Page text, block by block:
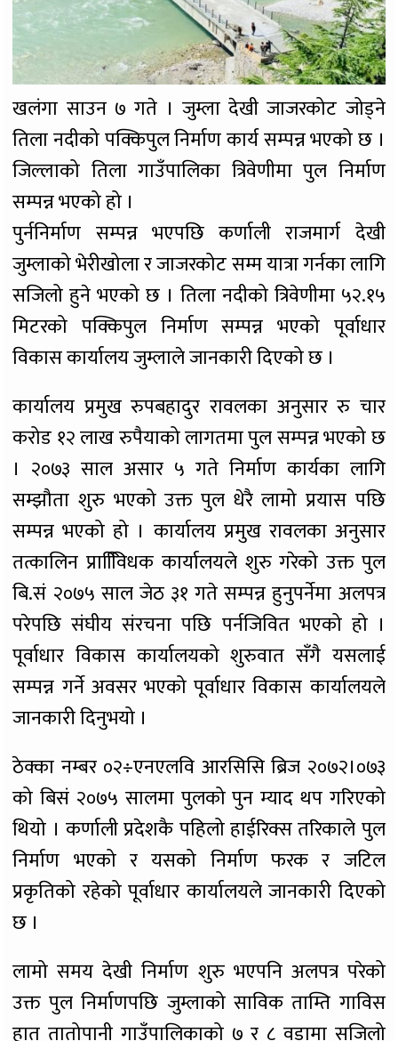
खलंगा साउन ७ गते । जुम्ला देखी जाजरकोट जोड्ने
तिला नदीको पक्किपुल निर्माण कार्य सम्पन्न भएको छ ।
जिल्लाको तिला गाउँपालिका त्रिवेणीमा पुल निर्माण
सम्पन्न भएको हो ।
पुर्ननिर्माण सम्पन्न भएपछि कर्णाली राजमार्ग देखी
जुम्लाको भेरीखोला र जाजरकोट सम्म यात्रा गर्नका लागि
सजिलो हुने भएको छ । तिला नदीको त्रिवेणीमा ५२.१५
मिटरको पक्किपुल निर्माण सम्पन्न भएको पूर्वाधार
विकास कार्यालय जुम्लाले जानकारी दिएको छ ।
कार्यालय प्रमुख रुपबहादुर रावलका अनुसार रु चार
करोड १२ लाख रुपैयाको लागतमा पुल सम्पन्न भएको छ
। २०७३ साल असार ५ गते निर्माण कार्यका लागि
सम्झौता शुरु भएको उक्त पुल धेरै लामो प्रयास पछि
सम्पन्न भएको हो । कार्यालय प्रमुख रावलका अनुसार
तत्कालिन प्राविििधक कार्यालयले शुरु गरेको उक्त पुल
बि.सं २०७५ साल जेठ ३१ गते सम्पन्न हुनुपर्नेमा अलपत्र
परेपछि संघीय संरचना पछि पर्नजिवित भएको हो ।
पूर्वाधार विकास कार्यालयको शुरुवात सँगै यसलाई
सम्पन्न गर्ने अवसर भएको पूर्वाधार विकास कार्यालयले
जानकारी दिनुभयो ।
ठेक्का नम्बर ०२÷एनएलवि आरसिसि ब्रिज २०७२।०७३
को बिसं २०७५ सालमा पुलको पुन म्याद थप गरिएको
थियो । कर्णाली प्रदेशकै पहिलो हाईरिक्स तरिकाले पुल
निर्माण भएको र यसको निर्माण फरक र जटिल
प्रकृतिको रहेको पूर्वाधार कार्यालयले जानकारी दिएको
छ ।
लामो समय देखी निर्माण शुरु भएपनि अलपत्र परेको
उक्त पुल निर्माणपछि जुम्लाको साविक ताम्ति गाविस